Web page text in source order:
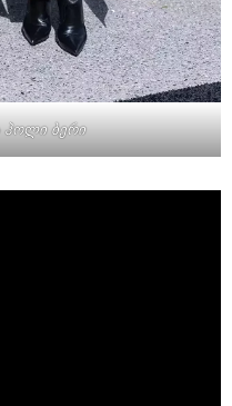
ჰოლი ბერი